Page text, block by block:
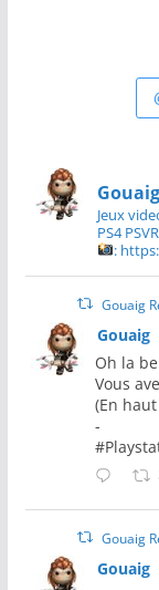
Gouaig
Jeux
PS4
:
Gouaig
Gouaig
Oh la
Vous
(En
-
Gouaig
Gouaig